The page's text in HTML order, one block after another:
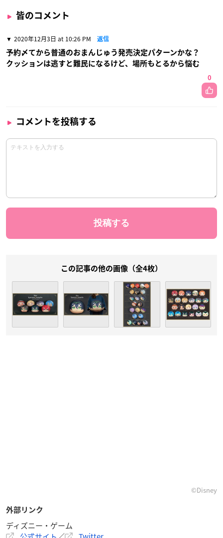
皆のコメント
2020年12月3日 at 10:26 PM 返信
予約〆てから普通のおまんじゅう発売決定パターンかな？
クッションは逃すと難民になるけど、場所もとるから悩む
0
コメントを投稿する
この記事の他の画像（全4枚）
©Disney
外部リンク
ディズニー・ゲーム